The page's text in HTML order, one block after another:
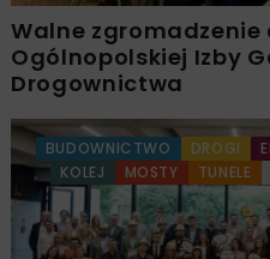
Walne zgromadzenie
Ogólnopolskiej Izby
Drogownictwa
BUDOWNICTWO DROGI
KOLEJ
MOSTY TUNELE